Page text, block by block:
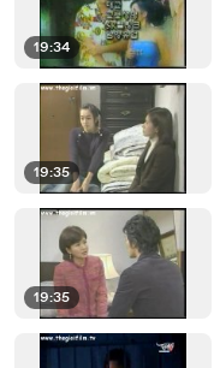
19:34
19:35
19:35